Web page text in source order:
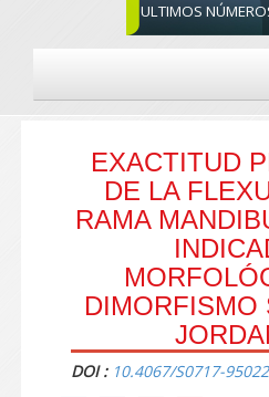
ULTIMOS
EXACTITUD
DE LA
RAMA
DIMORFISMO
DOI : 10.4067/S0717-